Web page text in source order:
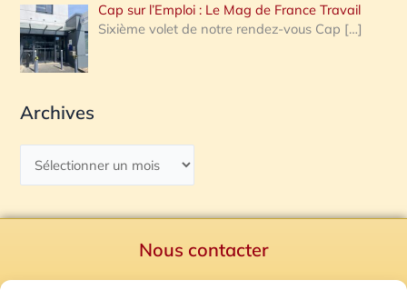
Cap sur l’Emploi : Le Mag de France Travail
Sixième volet de notre rendez-vous Cap […]
Archives
Nous contacter